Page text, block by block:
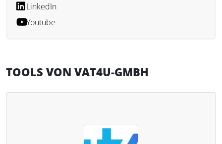
LinkedIn
Youtube
TOOLS VON VAT4U-GMBH